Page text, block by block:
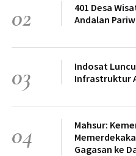
02
401 Desa
Andalan
03
Indosat
Infrastruktur
04
Mahsur:
Gagasan ke